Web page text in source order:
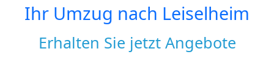
Ihr Umzug nach Leiselheim
Erhalten Sie jetzt Angebote